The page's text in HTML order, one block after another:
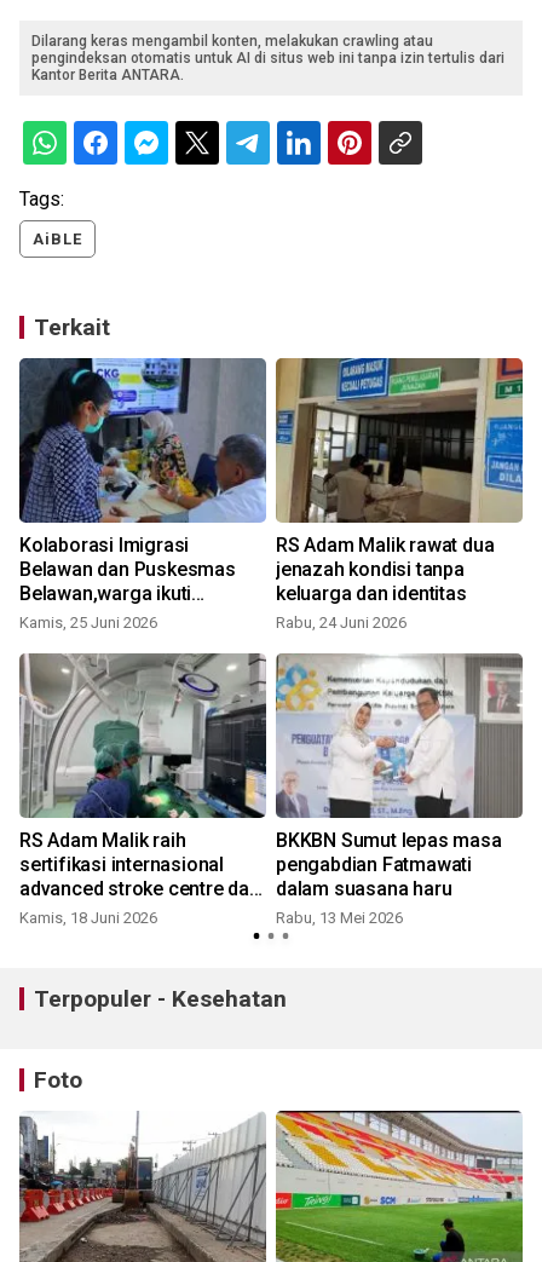
Dilarang keras mengambil konten, melakukan crawling atau
pengindeksan otomatis untuk AI di situs web ini tanpa izin tertulis dari
Kantor Berita ANTARA.
Tags:
AiBLE
Terkait
Kolaborasi Imigrasi
Belawan dan Puskesmas
Belawan,warga ikuti
pemeriksaan kesehatan
Kamis, 25 Juni 2026
RS Adam Malik rawat dua
jenazah kondisi tanpa
keluarga dan identitas
Rabu, 24 Juni 2026
RS Adam Malik raih
sertifikasi internasional
advanced stroke centre dari
WSO
Kamis, 18 Juni 2026
BKKBN Sumut lepas masa
pengabdian Fatmawati
dalam suasana haru
Rabu, 13 Mei 2026
Terpopuler - Kesehatan
Foto